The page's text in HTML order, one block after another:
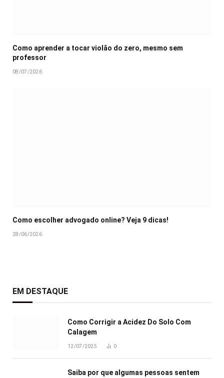
Como aprender a tocar violão do zero, mesmo sem
professor
08/07/2026
Como escolher advogado online? Veja 9 dicas!
28/06/2026
EM DESTAQUE
Como Corrigir a Acidez Do Solo Com
Calagem
12/07/2025 0
Saiba por que algumas pessoas sentem